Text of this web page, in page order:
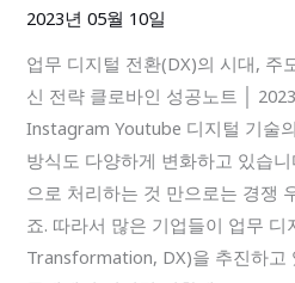
2023년 05월 10일
업무 디지털 전환(DX)의 시대, 주
신 전략 클로바인 성공노트 │
Instagram Youtube 디지털 기술
방식도 다양하게 변화하고 있습
으로 처리하는 것 만으로는 경쟁
죠. 따라서 많은 기업들이 업무 디
Transformation, DX)을 추진하고
(DX)
의
시
대,
주
도
권